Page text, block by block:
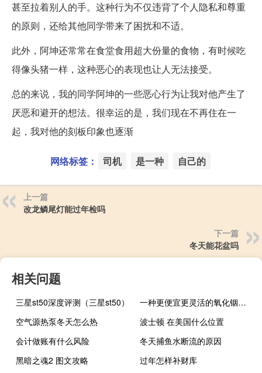
甚至拉着别人的手。这种行为不仅违背了个人隐私和尊重
的原则，还给其他同学带来了困扰和不适。
此外，阿坤还常常在食堂食用超大份量的食物，有时候吃
得像头猪一样，这种恶心的表现也让人无法接受。
总的来说，我的同学阿坤的一些恶心行为让我对他产生了
厌恶和避开的想法。很幸运的是，我们现在不再住在一
起，我对他的刻板印象也逐渐
网络标签： 司机 是一种 自己的
上一篇
改龙鳞尾灯能过年检吗
下一篇
冬天能花盆吗
相关问题
三星st50深度评测（三星st50）
一种更便宜更灵活的氧化铟锡替代品
空气源热泵冬天怎么热
波士顿 在美国什么位置
会计做账有什么风险
冬天捕鱼水断流的原因
黑暗之魂2 图文攻略
过年怎样补财库